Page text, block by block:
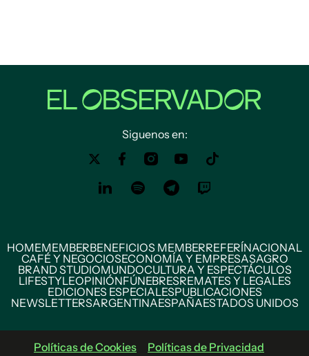
Siguenos en:
HOMEMEMBERBENEFICIOS MEMBERREFERÍNACIONAL
CAFÉ Y NEGOCIOSECONOMÍA Y EMPRESASAGRO
BRAND STUDIOMUNDOCULTURA Y ESPECTÁCULOS
LIFESTYLEOPINIÓNFÚNEBRESREMATES Y LEGALES
EDICIONES ESPECIALESPUBLICACIONES
NEWSLETTERSARGENTINAESPAÑAESTADOS UNIDOS
Políticas de Cookies Políticas de Privacidad